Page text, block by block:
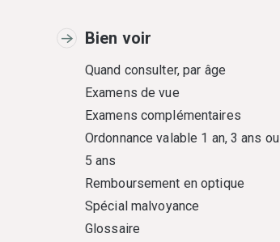
Bien voir
Quand consulter, par âge
Examens de vue
Examens complémentaires
Ordonnance valable 1 an, 3 ans ou
5 ans
Remboursement en optique
Spécial malvoyance
Glossaire